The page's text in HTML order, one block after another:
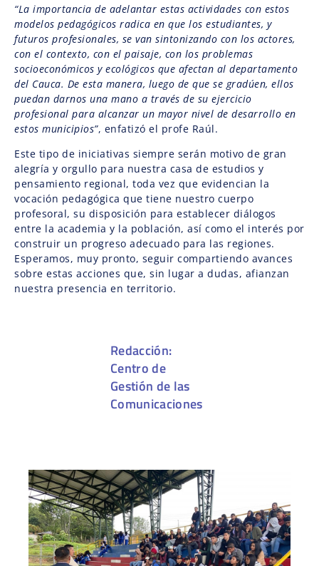
“La importancia de adelantar estas actividades con estos
modelos pedagógicos radica en que los estudiantes, y
futuros profesionales, se van sintonizando con los actores,
con el contexto, con el paisaje, con los problemas
socioeconómicos y ecológicos que afectan al departamento
del Cauca. De esta manera, luego de que se gradúen, ellos
puedan darnos una mano a través de su ejercicio
profesional para alcanzar un mayor nivel de desarrollo en
estos municipios”, enfatizó el profe Raúl.
Este tipo de iniciativas siempre serán motivo de gran
alegría y orgullo para nuestra casa de estudios y
pensamiento regional, toda vez que evidencian la
vocación pedagógica que tiene nuestro cuerpo
profesoral, su disposición para establecer diálogos
entre la academia y la población, así como el interés por
construir un progreso adecuado para las regiones.
Esperamos, muy pronto, seguir compartiendo avances
sobre estas acciones que, sin lugar a dudas, afianzan
nuestra presencia en territorio.
Redacción:
Centro de
Gestión de las
Comunicaciones